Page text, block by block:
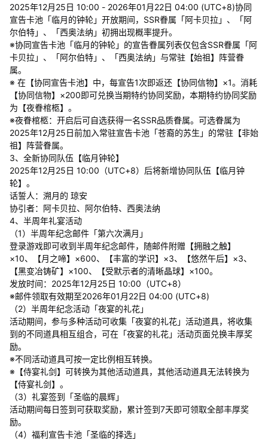
2025年12月25日 10:00 - 2026年01月22日 04:00 (UTC+8)协同
宣告卡池「临月的钟轮」开放期间，SSR眷属「阿卡贝拉」、「阿
尔伯特」、「西奥法纳」初拥出现概率提升。
※协同宣告卡池「临月的钟轮」的宣告眷属列表仅包含SSR眷属「阿
卡贝拉」、「阿尔伯特」、「西奥法纳」与常驻【始祖】阵营眷
属。
※ 在【协同宣告卡池】中，每宣告1次即返还【协同信物】×1。消耗
【协同信物】×200即可兑换当期特约协同奖励，本期特约协同奖励
为【夜眷棺柩】。
※夜眷棺柩：开启后可自选获得一名SSR品质眷属。可选眷属为
2025年12月25日前加入常驻宣告卡池「苍裔的苏生」的常驻【非始
祖】阵营眷属。
3、全新协同队伍【临月钟轮】
2025年12月25日 10:00（UTC+8）后将新增协同队伍【临月钟
轮】。
话誓人：溯月的 琼安
协引者：阿卡贝拉、阿尔伯特、西奥法纳
4、半周年礼宴活动
（1）半周年纪念邮件「第六次满月」
登录游戏即可收到半周年纪念邮件，随邮件附赠【拥融之触】
×10、【月之啼】×600、【丰富的学识】×3、【悠然午后】×3、
【黑变冶铸矿】×100、【受默示者的清晰晶球】×100。
发放时间：2025年12月25日 10:00（UTC+8）
※邮件领取有效期至2026年01月22日 04:00 (UTC+8)
（2）半周年纪念活动「夜宴的礼花」
活动期间，参与多种活动可收集「夜宴的礼花」活动道具，将收集
到的不同道具相互组合，可在「夜宴的礼花」活动页面兑换丰厚奖
励。
※不同活动道具可按一定比例相互转换。
※【侍宴礼剑】可转换为其他活动道具，其他活动道具无法转换为
【侍宴礼剑】。
（3）礼宴签到「圣临的晨辉」
活动期间每日签到可获取奖励，累计签到7天即可领取全部丰厚奖
励。
（4）福利宣告卡池「圣临的择选」